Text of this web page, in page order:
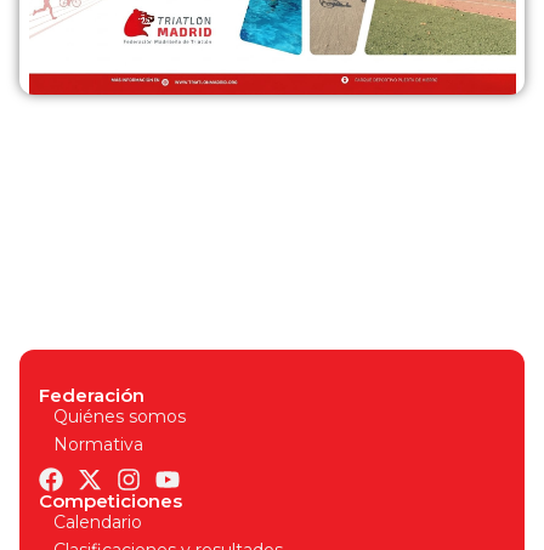
Federación
Quiénes somos
Normativa
Competiciones
Calendario